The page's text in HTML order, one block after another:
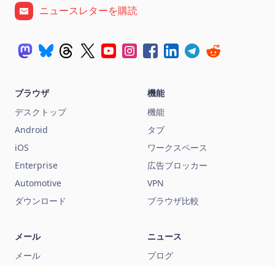
ニュースレターを購読
ブラウザ
デスクトップ
Android
iOS
Enterprise
Automotive
ダウンロード
機能
機能
タブ
ワークスペース
広告ブロッカー
VPN
ブラウザ比較
メール
メール
ニュース
ブログ